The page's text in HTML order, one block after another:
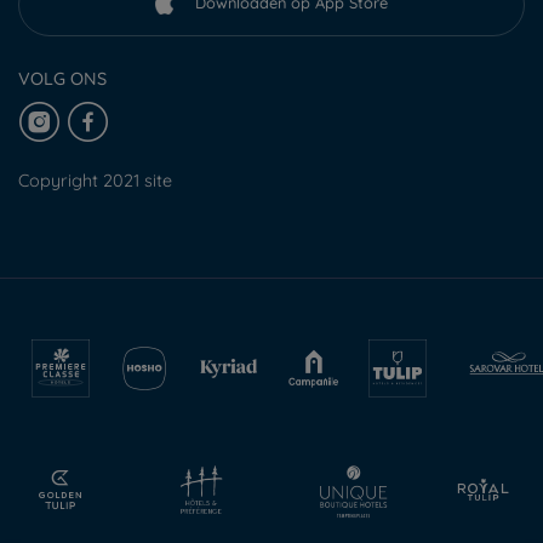
VOLG ONS
Copyright 2021 site